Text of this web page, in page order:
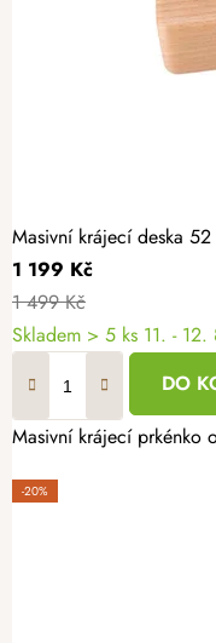
Masivní krájecí deska
1 199 Kč
1 499 Kč
Skladem > 5 ks 11. -
DO
Masivní krájecí prkénko
-20%